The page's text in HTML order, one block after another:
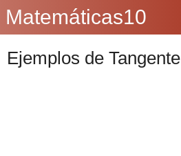
Matemáticas10
Ejemplos de Tangente